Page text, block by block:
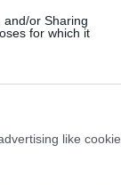
and/or Sharing
for which it
like
Questo
iconiche
suo nuovo